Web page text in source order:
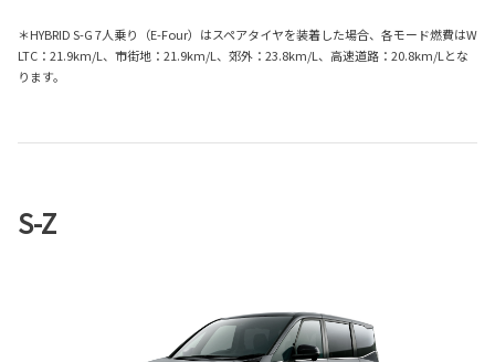
＊HYBRID S-G 7人乗り（E-Four）はスペアタイヤを装着した場合、各モード燃費はW
LTC：21.9km/L、市街地：21.9km/L、郊外：23.8km/L、高速道路：20.8km/Lとな
ります。
S-Z